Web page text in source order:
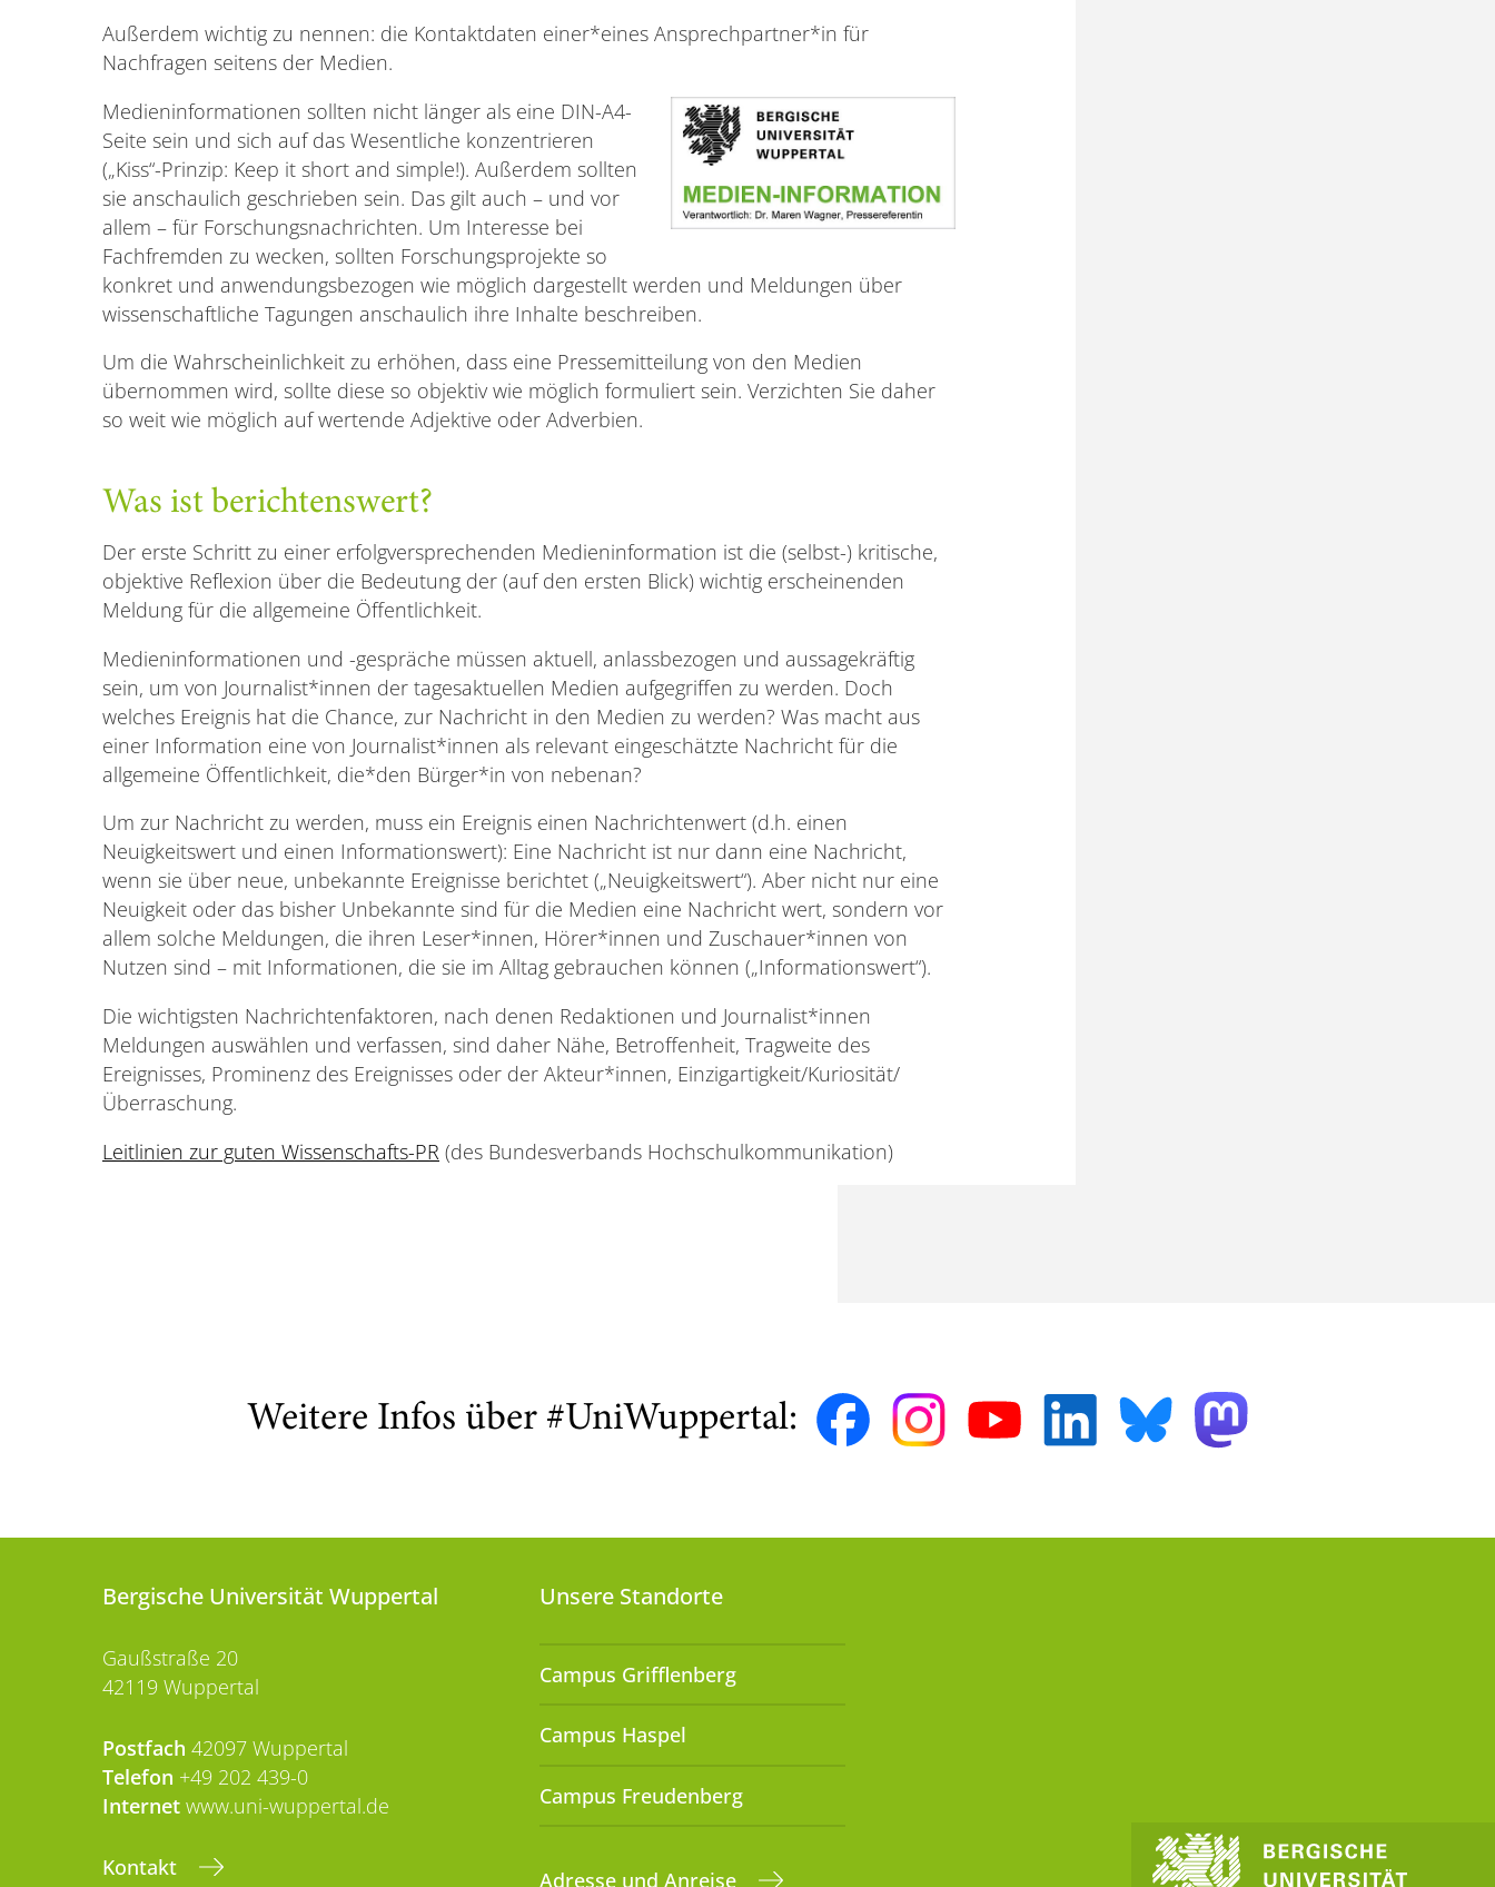
Außerdem wichtig zu nennen: die Kontaktdaten einer*eines Ansprechpartner*in für
Nachfragen seitens der Medien.
Medieninformationen sollten nicht länger als eine DIN-A4-
Seite sein und sich auf das Wesentliche konzentrieren
(„Kiss“-Prinzip: Keep it short and simple!). Außerdem sollten
sie anschaulich geschrieben sein. Das gilt auch – und vor
allem – für Forschungsnachrichten. Um Interesse bei
Fachfremden zu wecken, sollten Forschungsprojekte so
konkret und anwendungsbezogen wie möglich dargestellt werden und Meldungen über
wissenschaftliche Tagungen anschaulich ihre Inhalte beschreiben.
Um die Wahrscheinlichkeit zu erhöhen, dass eine Pressemitteilung von den Medien
übernommen wird, sollte diese so objektiv wie möglich formuliert sein. Verzichten Sie daher
so weit wie möglich auf wertende Adjektive oder Adverbien.
Was ist berichtenswert?
Der erste Schritt zu einer erfolgversprechenden Medieninformation ist die (selbst-) kritische,
objektive Reflexion über die Bedeutung der (auf den ersten Blick) wichtig erscheinenden
Meldung für die allgemeine Öffentlichkeit.
Medieninformationen und -gespräche müssen aktuell, anlassbezogen und aussagekräftig
sein, um von Journalist*innen der tagesaktuellen Medien aufgegriffen zu werden. Doch
welches Ereignis hat die Chance, zur Nachricht in den Medien zu werden? Was macht aus
einer Information eine von Journalist*innen als relevant eingeschätzte Nachricht für die
allgemeine Öffentlichkeit, die*den Bürger*in von nebenan?
Um zur Nachricht zu werden, muss ein Ereignis einen Nachrichtenwert (d.h. einen
Neuigkeitswert und einen Informationswert): Eine Nachricht ist nur dann eine Nachricht,
wenn sie über neue, unbekannte Ereignisse berichtet („Neuigkeitswert“). Aber nicht nur eine
Neuigkeit oder das bisher Unbekannte sind für die Medien eine Nachricht wert, sondern vor
allem solche Meldungen, die ihren Leser*innen, Hörer*innen und Zuschauer*innen von
Nutzen sind – mit Informationen, die sie im Alltag gebrauchen können („Informationswert“).
Die wichtigsten Nachrichtenfaktoren, nach denen Redaktionen und Journalist*innen
Meldungen auswählen und verfassen, sind daher Nähe, Betroffenheit, Tragweite des
Ereignisses, Prominenz des Ereignisses oder der Akteur*innen, Einzigartigkeit/Kuriosität/
Überraschung.
Leitlinien zur guten Wissenschafts-PR (des Bundesverbands Hochschulkommunikation)
Weitere Infos über #UniWuppertal:
Bergische Universität Wuppertal
Gaußstraße 20
42119 Wuppertal
Postfach 42097 Wuppertal
Telefon +49 202 439-0
Internet www.uni-wuppertal.de
Kontakt
Unsere Standorte
Campus Grifflenberg
Campus Haspel
Campus Freudenberg
Adresse und Anreise